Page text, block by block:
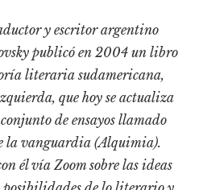
y escritor argentino
publicó en 2004 un libro
literaria sudamericana,
que hoy se actualiza
de ensayos llamado
la vanguardia (Alquimia).
él vía Zoom sobre las ideas